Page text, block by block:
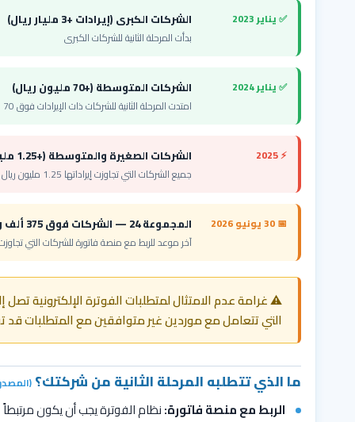
✅ يناير 2023 الشركات الكبرى (إيرادات +3 مليار ريال)
بدأت المرحلة الثانية للشركات الكبرى
✅ يناير 2024 الشركات المتوسطة (+70 مليون ريال)
امتدت المرحلة الثانية للشركات ذات الإيرادات فوق 70 مليون ريال
⚡ 2025 الشركات الصغيرة والمتوسطة (+1.25 مليون ريال)
جميع الشركات التي تجاوزت إيراداتها 1.25 مليون ريال خلال 2022 أو 2023 أو 2024
📅 30 يونيو 2026 المجموعة 24 — الشركات فوق 375 ألف ريال
آخر موعد للربط مع منصة فاتورة للشركات التي تجاوزت إيراداتها
⚠️ غرامة عدم الامتثال لمتطلبات الفوترة الإلكترونية تصل
التي تتعامل مع موردين غير متوافقين مع المتطلبات
ما الذي تتطلبه المرحلة الثانية من شركتك؟
الربط مع منصة فاتورة:نظام الفوترة يجب أن يكون